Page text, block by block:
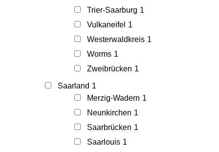
Trier-Saarburg 1
Vulkaneifel 1
Westerwaldkreis 1
Worms 1
Zweibrücken 1
Saarland 1
Merzig-Wadern 1
Neunkirchen 1
Saarbrücken 1
Saarlouis 1